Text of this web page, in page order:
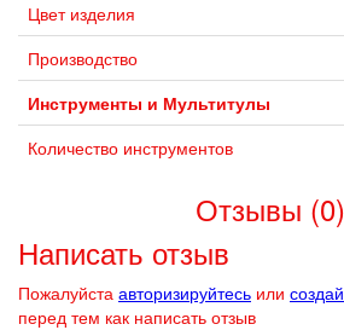
Цвет изделия
Производство
Инструменты и Мультитулы
Количество инструментов
Отзывы (0)
Написать отзыв
Пожалуйста авторизируйтесь или
перед тем как написать отзыв